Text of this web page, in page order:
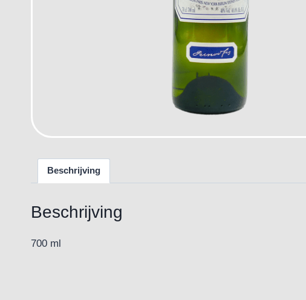
Beschrijving
Beschrijving
700 ml